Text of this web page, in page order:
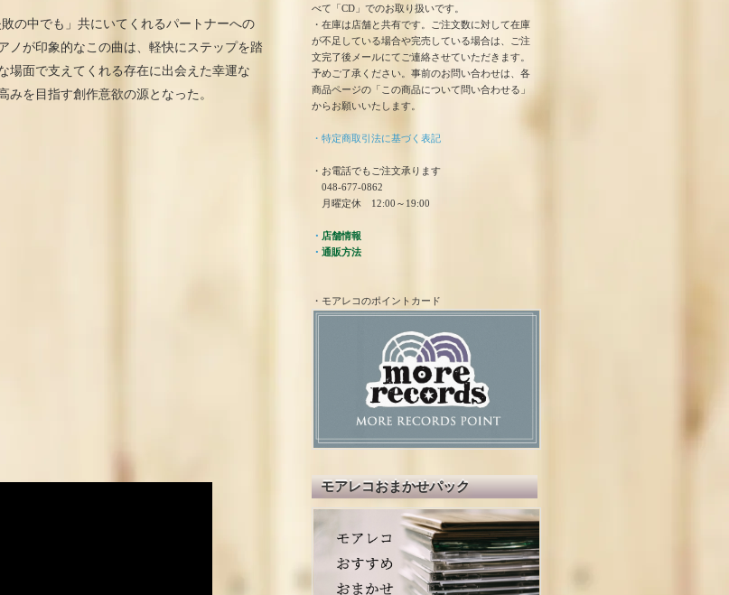
の中でも」共にいてくれるパートナーへの
ノが印象的なこの曲は、軽快にステップを踏
場面で支えてくれる存在に出会えた幸運な
を目指す創作意欲の源となった。
べて「CD」でのお取り扱いです。
・在庫は店舗と共有です。ご注文数に対して在庫
が不足している場合や完売している場合は、ご注
文完了後メールにてご連絡させていただきます。
予めご了承ください。事前のお問い合わせは、各
商品ページの「この商品について問い合わせる」
からお願いいたします。
・特定商取引法に基づく表記
・お電話でもご注文承ります
048-677-0862
月曜定休 12:00～19:00
・ 店舗情報
・ 通販方法
・モアレコのポイントカード
モアレコおまかせパック